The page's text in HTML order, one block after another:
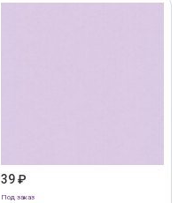
39 ₽
Под заказ